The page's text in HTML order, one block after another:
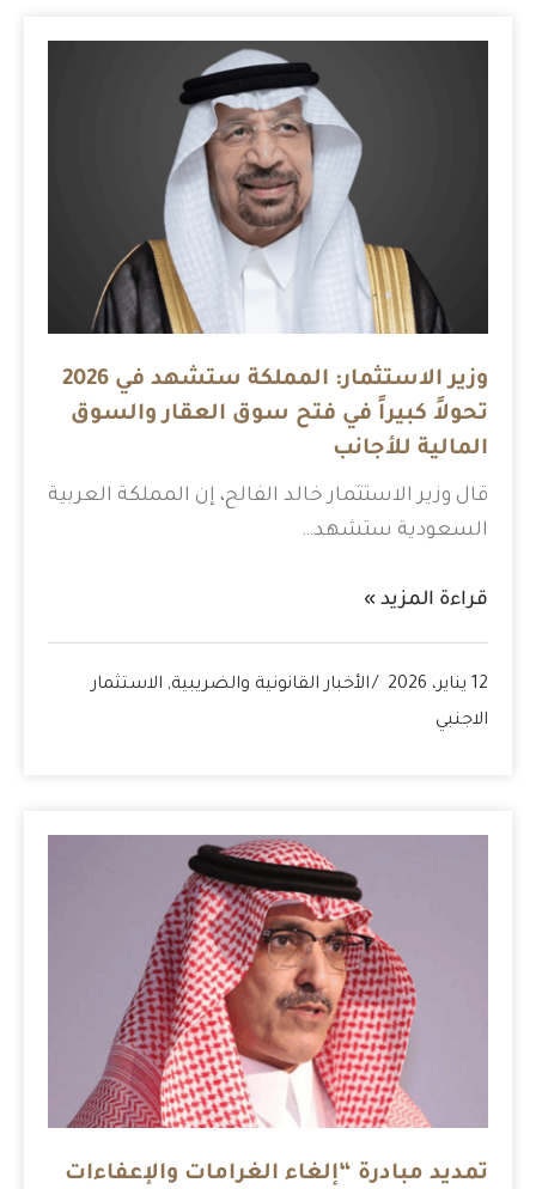
وزير الاستثمار: المملكة ستشهد في 2026
تحولاً كبيراً في فتح سوق العقار والسوق
المالية للأجانب
قال وزير الاستثمار خالد الفالح، إن المملكة العربية
السعودية ستشهد…
قراءة المزيد »
12 يناير، 2026 الأخبار القانونية والضريبية, الاستثمار
الاجنبي
تمديد مبادرة “إلغاء الغرامات والإعفاءات